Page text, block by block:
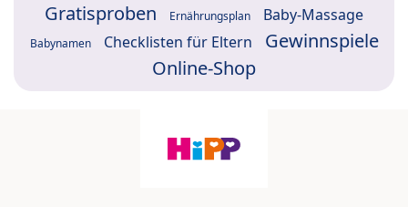
Gratisproben Ernährungsplan Baby-Massage
Babynamen Checklisten für Eltern
Gewinnspiele
Online-Shop